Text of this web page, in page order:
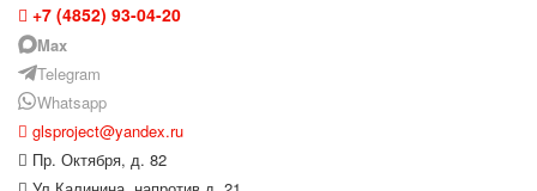
+7 (4852) 93-04-20
Max
Telegram
Whatsapp
glsproject@yandex.ru
Пр. Октября, д. 82